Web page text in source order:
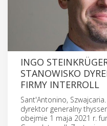
INGO
STANOWISKO
FIRMY INTERROLL
Sant'Antonino,
dyrektor generalny
obejmie 1 maja 2021 r.